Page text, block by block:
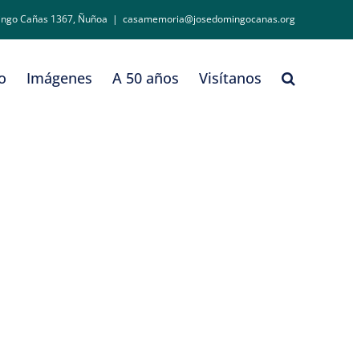
Cañas 1367, Ñuñoa | casamemoria@josedomingocanas.org
Imágenes A 50 años Visítanos